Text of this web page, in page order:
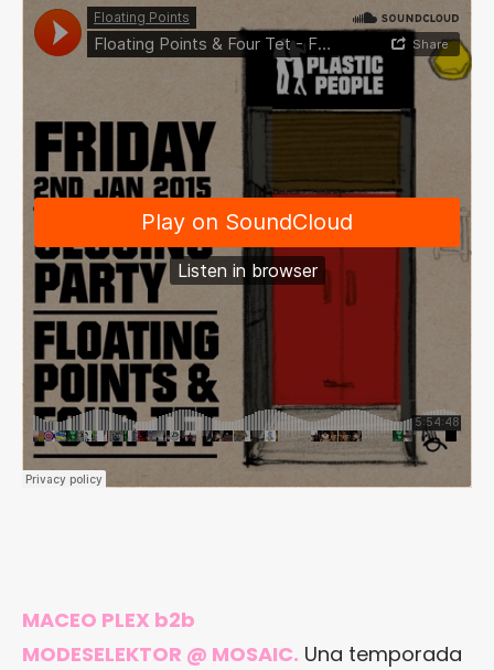
MACEO PLEX b2b
MODESELEKTOR @ MOSAIC. Una temporada